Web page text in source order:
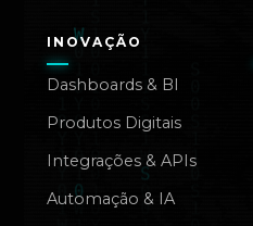
INOVAÇÃO
Dashboards & BI
Produtos Digitais
Integrações & APIs
Automação & IA